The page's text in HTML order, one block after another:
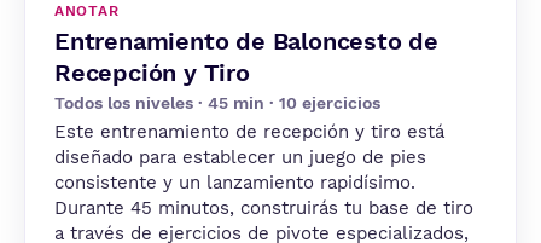
ANOTAR
Entrenamiento de Baloncesto de
Recepción y Tiro
Todos los niveles · 45 min · 10 ejercicios
Este entrenamiento de recepción y tiro está
diseñado para establecer un juego de pies
consistente y un lanzamiento rapidísimo.
Durante 45 minutos, construirás tu base de tiro
a través de ejercicios de pivote especializados,